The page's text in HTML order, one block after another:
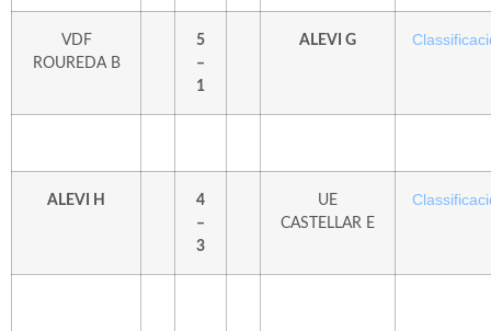
VDF
ROUREDA B
5
–
1
ALEVI G
ALEVI H
4
–
3
UE
CASTELLAR E